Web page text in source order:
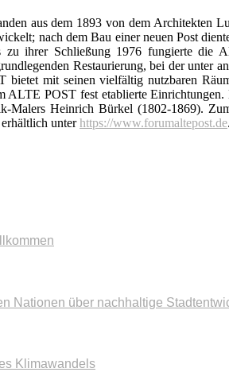
aus dem 1893 von dem
nach dem Bau einer neuen Post
ihrer Schließung 1976 fungierte die
Restaurierung, bei der unter
mit seinen vielfältig nutzbaren
POST fest etablierte
Malers Heinrich Bürkel (1802-1869).
unterhttps://www.forumaltepost.de.
Nationen über nachhaltige
Klimawandels